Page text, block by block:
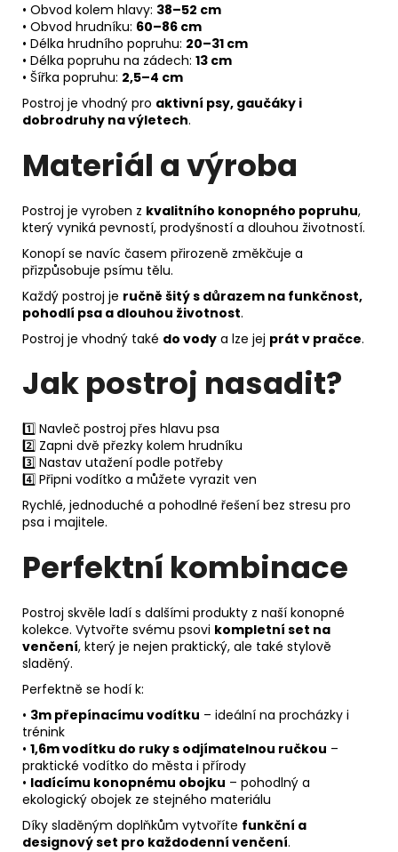
• Obvod kolem hlavy: 38–52 cm
• Obvod hrudníku: 60–86 cm
• Délka hrudního popruhu: 20–31 cm
• Délka popruhu na zádech: 13 cm
• Šířka popruhu: 2,5–4 cm
Postroj je vhodný pro aktivní psy, gaučáky i
dobrodruhy na výletech.
Materiál a výroba
Postroj je vyroben z kvalitního konopného popruhu,
který vyniká pevností, prodyšností a dlouhou životností.
Konopí se navíc časem přirozeně změkčuje a
přizpůsobuje psímu tělu.
Každý postroj je ručně šitý s důrazem na funkčnost,
pohodlí psa a dlouhou životnost.
Postroj je vhodný také do vody a lze jej prát v pračce.
Jak postroj nasadit?
1️⃣ Navleč postroj přes hlavu psa
2️⃣ Zapni dvě přezky kolem hrudníku
3️⃣ Nastav utažení podle potřeby
4️⃣ Připni vodítko a můžete vyrazit ven
Rychlé, jednoduché a pohodlné řešení bez stresu pro
psa i majitele.
Perfektní kombinace
Postroj skvěle ladí s dalšími produkty z naší konopné
kolekce. Vytvořte svému psovi kompletní set na
venčení, který je nejen praktický, ale také stylově
sladěný.
Perfektně se hodí k:
• 3m přepínacímu vodítku – ideální na procházky i
trénink
• 1,6m vodítku do ruky s odjímatelnou ručkou –
praktické vodítko do města i přírody
• ladícímu konopnému obojku – pohodlný a
ekologický obojek ze stejného materiálu
Díky sladěným doplňkům vytvoříte funkční a
designový set pro každodenní venčení.